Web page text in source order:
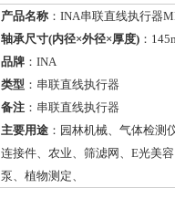
产品名称 ：INA串联直线执行器
轴承尺寸(内径×外径×厚度) ：
品牌 ： INA
类型 ： 串联直线执行器
备注 ：串联直线执行器
主要用途 ：园林机械、气体检测
连接件、农业、筛滤网、E光美
泵、植物测定、